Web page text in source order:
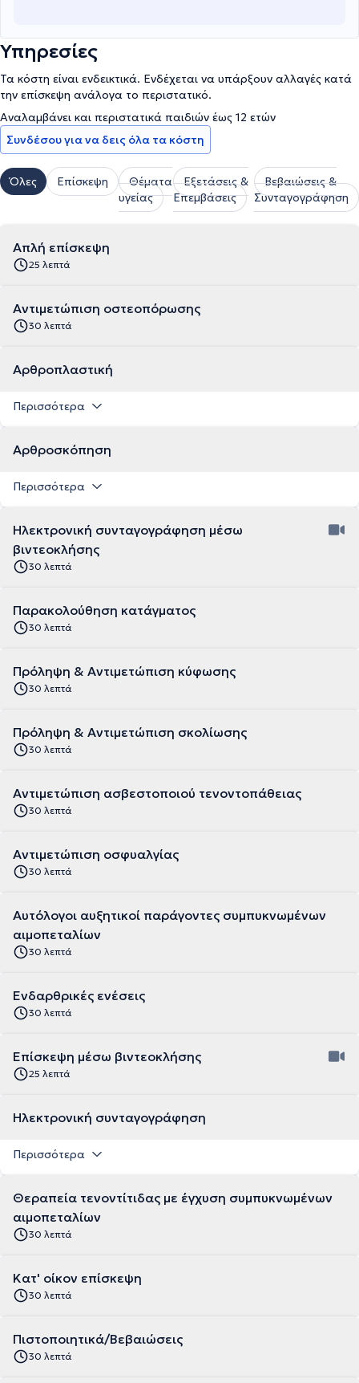
Υπηρεσίες
Τα κόστη είναι ενδεικτικά. Ενδέχεται να υπάρξουν αλλαγές κατά
την επίσκεψη ανάλογα το περιστατικό.
Αναλαμβάνει και περιστατικά παιδιών έως 12 ετών
Συνδέσου για να δεις όλα τα κόστη
Όλες Επίσκεψη
Θέματα
υγείας
Εξετάσεις &
Επεμβάσεις
Βεβαιώσεις &
Συνταγογράφηση
Απλή επίσκεψη
25 λεπτά
Αντιμετώπιση οστεοπόρωσης
30 λεπτά
Αρθροπλαστική
Περισσότερα
Αρθροσκόπηση
Περισσότερα
Ηλεκτρονική συνταγογράφηση μέσω
βιντεοκλήσης
30 λεπτά
Παρακολούθηση κατάγματος
30 λεπτά
Πρόληψη & Αντιμετώπιση κύφωσης
30 λεπτά
Πρόληψη & Αντιμετώπιση σκολίωσης
30 λεπτά
Αντιμετώπιση ασβεστοποιού τενοντοπάθειας
30 λεπτά
Αντιμετώπιση οσφυαλγίας
30 λεπτά
Αυτόλογοι αυξητικοί παράγοντες συμπυκνωμένων
αιμοπεταλίων
30 λεπτά
Ενδαρθρικές ενέσεις
30 λεπτά
Επίσκεψη μέσω βιντεοκλήσης
25 λεπτά
Ηλεκτρονική συνταγογράφηση
Περισσότερα
Θεραπεία τενοντίτιδας με έγχυση συμπυκνωμένων
αιμοπεταλίων
30 λεπτά
Κατ' οίκον επίσκεψη
30 λεπτά
Πιστοποιητικά/Βεβαιώσεις
30 λεπτά